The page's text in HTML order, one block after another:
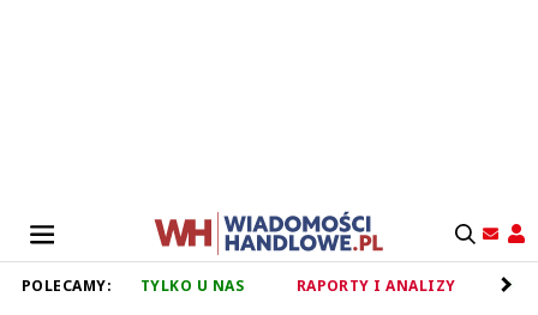
POLECAMY: TYLKO U NAS RAPORTY I ANALIZY